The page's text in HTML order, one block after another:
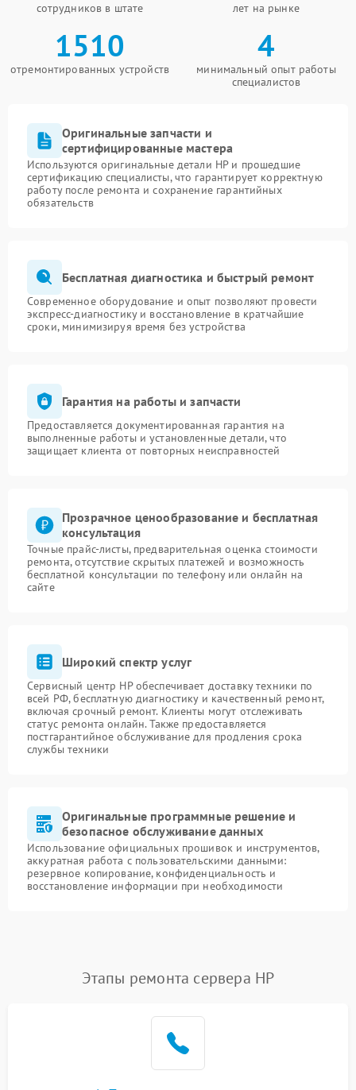
сотрудников в штате лет на рынке
1510
отремонтированных устройств
4
минимальный опыт работы
специалистов
Оригинальные запчасти и
сертифицированные мастера
Используются оригинальные детали HP и прошедшие
сертификацию специалисты, что гарантирует корректную
работу после ремонта и сохранение гарантийных
обязательств
Бесплатная диагностика и быстрый ремонт
Современное оборудование и опыт позволяют провести
экспресс-диагностику и восстановление в кратчайшие
сроки, минимизируя время без устройства
Гарантия на работы и запчасти
Предоставляется документированная гарантия на
выполненные работы и установленные детали, что
защищает клиента от повторных неисправностей
Прозрачное ценообразование и бесплатная
консультация
Точные прайс-листы, предварительная оценка стоимости
ремонта, отсутствие скрытых платежей и возможность
бесплатной консультации по телефону или онлайн на
сайте
Широкий спектр услуг
Сервисный центр HP обеспечивает доставку техники по
всей РФ, бесплатную диагностику и качественный ремонт,
включая срочный ремонт. Клиенты могут отслеживать
статус ремонта онлайн. Также предоставляется
постгарантийное обслуживание для продления срока
службы техники
Оригинальные программные решение и
безопасное обслуживание данных
Использование официальных прошивок и инструментов,
аккуратная работа с пользовательскими данными:
резервное копирование, конфиденциальность и
восстановление информации при необходимости
Этапы ремонта сервера HP